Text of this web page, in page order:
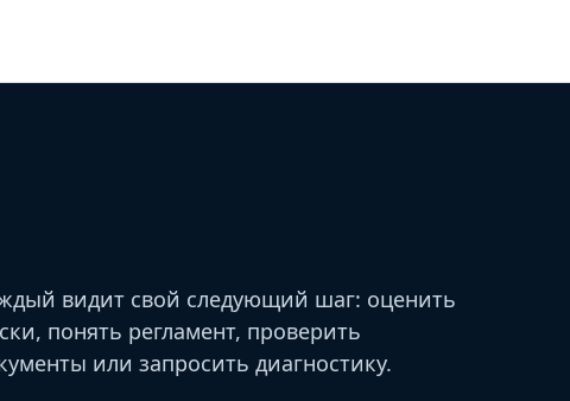
видит свой следующий шаг: оценить
понять регламент, проверить
или запросить диагностику.